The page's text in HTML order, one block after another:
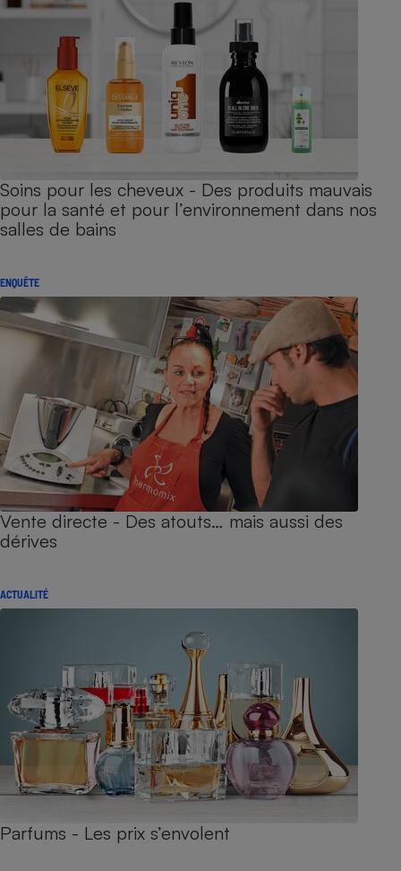
Soins pour les cheveux - Des produits mauvais
pour la santé et pour l’environnement dans nos
salles de bains
ENQUÊTE
Vente directe - Des atouts… mais aussi des
dérives
ACTUALITÉ
Parfums - Les prix s’envolent